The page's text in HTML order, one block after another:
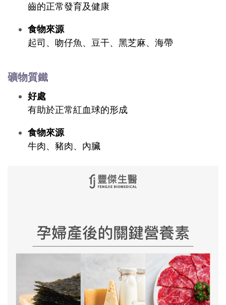
齒的正常發育及健康
食物來源
起司、吻仔魚、豆干、黑芝麻、海帶
礦物質鐵
好處
有助於正常紅血球的形成
食物來源
牛肉、豬肉、內臟